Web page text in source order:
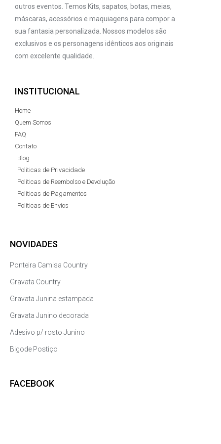
outros eventos. Temos Kits, sapatos, botas, meias,
máscaras, acessórios e maquiagens para compor a
sua fantasia personalizada. Nossos modelos são
exclusivos e os personagens idênticos aos originais
com excelente qualidade.
INSTITUCIONAL
Home
Quem Somos
FAQ
Contato
Blog
Politicas de Privacidade
Politicas de Reembolso e Devolução
Politicas de Pagamentos
Politicas de Envios
NOVIDADES
Ponteira Camisa Country
Gravata Country
Gravata Junina estampada
Gravata Junino decorada
Adesivo p/ rosto Junino
Bigode Postiço
FACEBOOK